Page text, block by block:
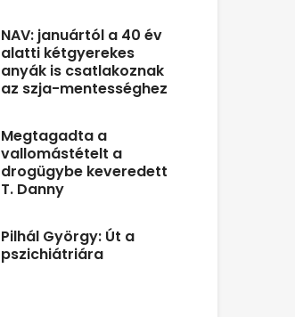
NAV: januártól a 40 év
alatti kétgyerekes
anyák is csatlakoznak
az szja-mentességhez
Megtagadta a
vallomástételt a
drogügybe keveredett
T. Danny
Pilhál György: Út a
pszichiátriára